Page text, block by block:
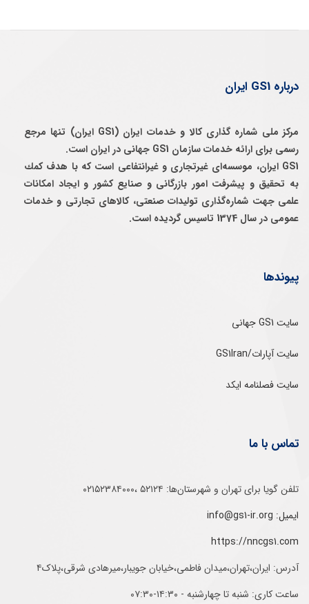
درباره GS1 ایران
مرکز ملی شماره گذاری کالا و خدمات ایران (GS1 ایران) تنها مرجع
رسمی برای ارائه خدمات سازمان GS1 جهانی در ایران است.
GS1 ایران، موسسه‌ای غيرتجاری و غيرانتفاعی است كه با هدف كمك
به تحقيق و پيشرفت امور بازرگانی و صنايع كشور و ايجاد امكانات
علمی جهت شماره‌گذاری توليدات صنعتی، كالاهای تجارتی و خدمات
عمومی در سال 1374 تاسيس گرديده است.
پیوندها
سایت GS1 جهانی
سایت آپارات/GS1Iran
سایت فصلنامه ایکد
تماس با ما
تلفن‌ گویا برای‌ تهران‌‌ و‌ شهرستان‌ها:‌ ۵۲۱۲۴ ،۰۲۱۵۲۳۸۴۰۰۰
ایمیل: info@gs1-ir.org
https://nncgs1.com
آدرس: ایران،تهران،میدان فاطمی،خیابان جویبار،میرهادی شرقی،پلاک۴
ساعت کاری: شنبه تا چهارشنبه - ۱۴:۳۰-۰۷:۳۰